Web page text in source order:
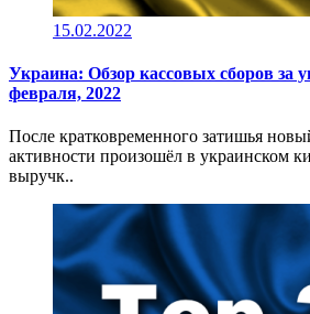
15.02.2022
Украина: Обзор кассовых сборов за
февраля, 2022
После кратковременного затишья
активности произошёл в украинском
выручк..